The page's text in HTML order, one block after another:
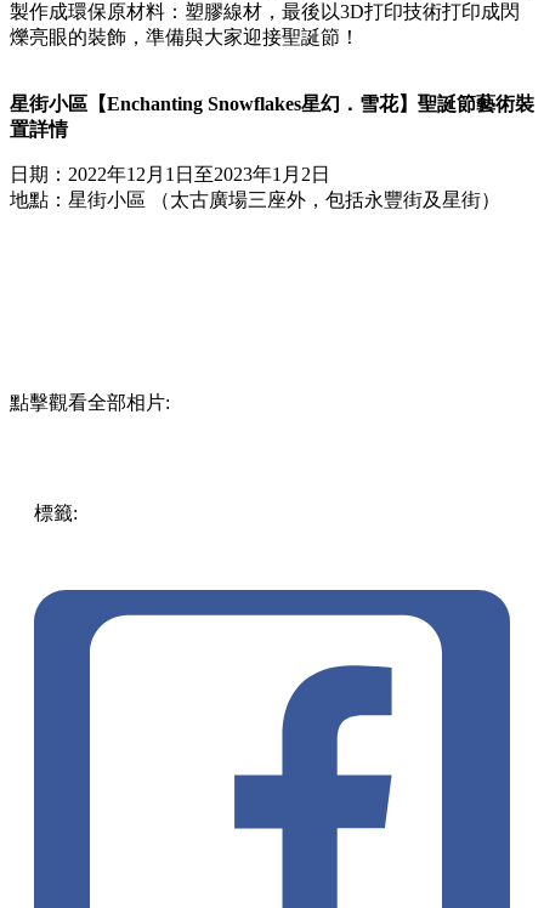
製作成環保原材料：塑膠線材，最後以3D打印技術打印成閃
爍亮眼的裝飾，準備與大家迎接聖誕節！
星街小區【Enchanting Snowflakes星幻．雪花】聖誕節藝術裝
置詳情
日期：2022年12月1日至2023年1月2日
地點：星街小區 （太古廣場三座外，包括永豐街及星街）
點擊觀看全部相片:
標籤: